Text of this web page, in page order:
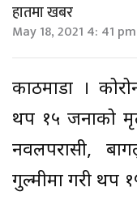
हातमा खबर
May 18, 2021 4: 41 pm
काठमाडौं ।
थप १५ जनाको
नवलपरासी,
गुल्मीमा गरी थप